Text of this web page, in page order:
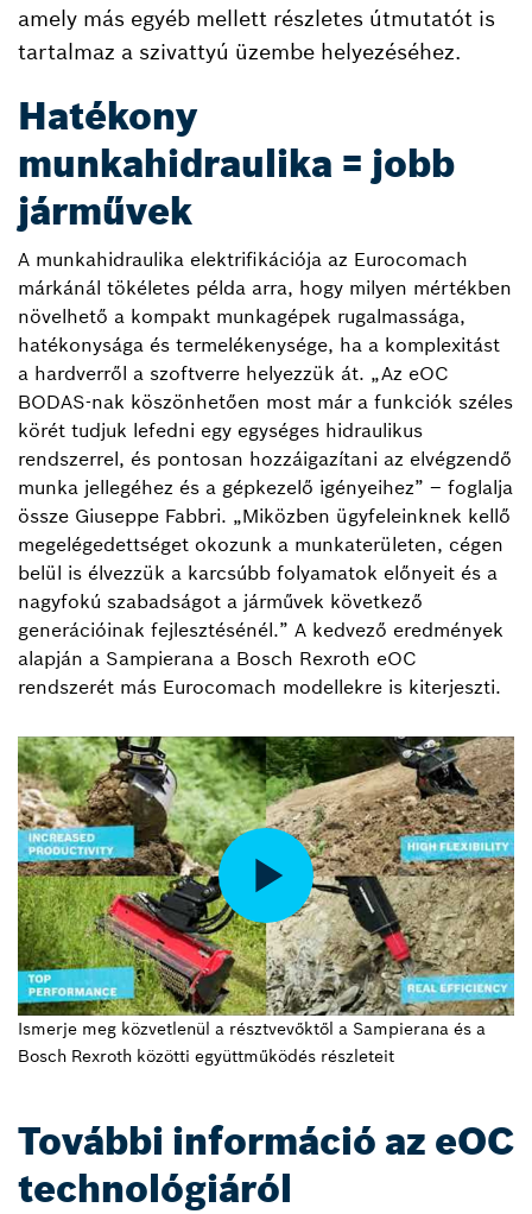
amely más egyéb mellett részletes útmutatót is
tartalmaz a szivattyú üzembe helyezéséhez.
Hatékony
munkahidraulika = jobb
járművek
A munkahidraulika elektrifikációja az Eurocomach
márkánál tökéletes példa arra, hogy milyen mértékben
növelhető a kompakt munkagépek rugalmassága,
hatékonysága és termelékenysége, ha a komplexitást
a hardverről a szoftverre helyezzük át. „Az eOC
BODAS-nak köszönhetően most már a funkciók széles
körét tudjuk lefedni egy egységes hidraulikus
rendszerrel, és pontosan hozzáigazítani az elvégzendő
munka jellegéhez és a gépkezelő igényeihez” – foglalja
össze Giuseppe Fabbri. „Miközben ügyfeleinknek kellő
megelégedettséget okozunk a munkaterületen, cégen
belül is élvezzük a karcsúbb folyamatok előnyeit és a
nagyfokú szabadságot a járművek következő
generációinak fejlesztésénél.” A kedvező eredmények
alapján a Sampierana a Bosch Rexroth eOC
rendszerét más Eurocomach modellekre is kiterjeszti.
Ismerje meg közvetlenül a résztvevőktől a Sampierana és a
Bosch Rexroth közötti együttműködés részleteit
További információ az eOC
technológiáról